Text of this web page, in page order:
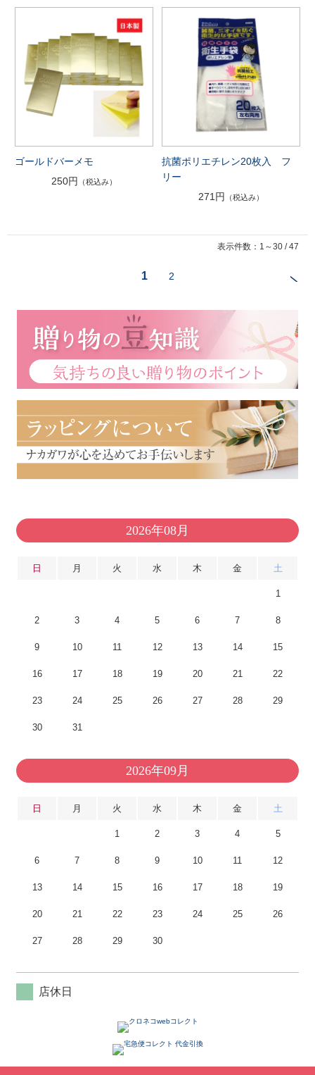
ゴールドバーメモ
250円 （税込み）
抗菌ポリエチレン20枚入 フ
リー
271円
（税込み）
表示件数：1～30 / 47
1 2
2026年08月
日 月 火 水 木 金 土
1
2 3 4 5 6 7 8
9 10 11 12 13 14 15
16 17 18 19 20 21 22
23 24 25 26 27 28 29
30 31
2026年09月
日 月 火 水 木 金 土
1 2 3 4 5
6 7 8 9 10 11 12
13 14 15 16 17 18 19
20 21 22 23 24 25 26
27 28 29 30
店休日